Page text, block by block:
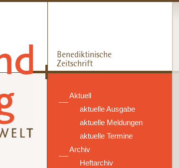
Aktuell
aktuelle Ausgabe
aktuelle Meldungen
aktuelle Termine
Archiv
Heftarchiv